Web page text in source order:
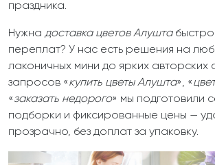
праздника.
Нужна доставка цветов Алуштабыстро
переплат? У нас есть решения на
лаконичных мини до ярких авторских
запросов «купить цветы Алушта», «
«заказать недорого» мы подготовили
подборки и фиксированные цены —
прозрачно, без доплат за упаковку.